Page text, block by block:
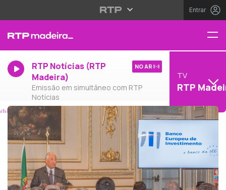
Entrar
RTP Notícias (RTP
Madeira)
Emissão em simultâneo com RTP
Notícias
NO AR
TV
RTP